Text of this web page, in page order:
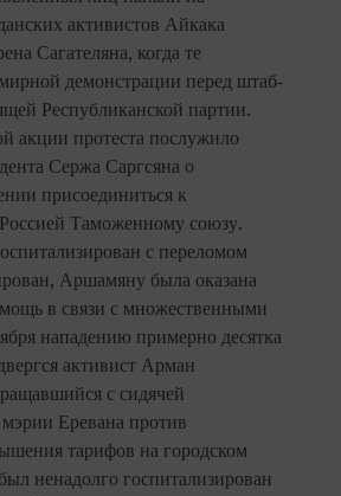
активистов Айкака
Сагателяна, когда те
демонстрации перед штаб-
Республиканской партии.
акции протеста послужило
Сержа Саргсяна о
присоединиться к
Таможенному союзу.
с переломом
Аршамяну была оказана
в связи с множественными
нападению примерно десятка
активист Арман
с сидячей
Еревана против
тарифов на городском
ненадолго госпитализирован